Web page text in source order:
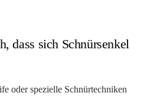
dass sich Schnürsenkel
oder spezielle Schnürtechniken